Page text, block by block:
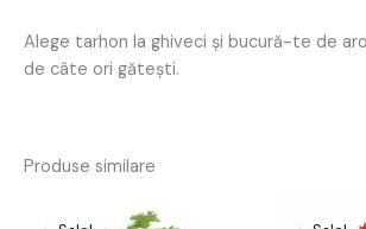
Alege tarhon la ghiveci și bucură-te de
de câte ori gătești.
Produse similare
inițial
curent